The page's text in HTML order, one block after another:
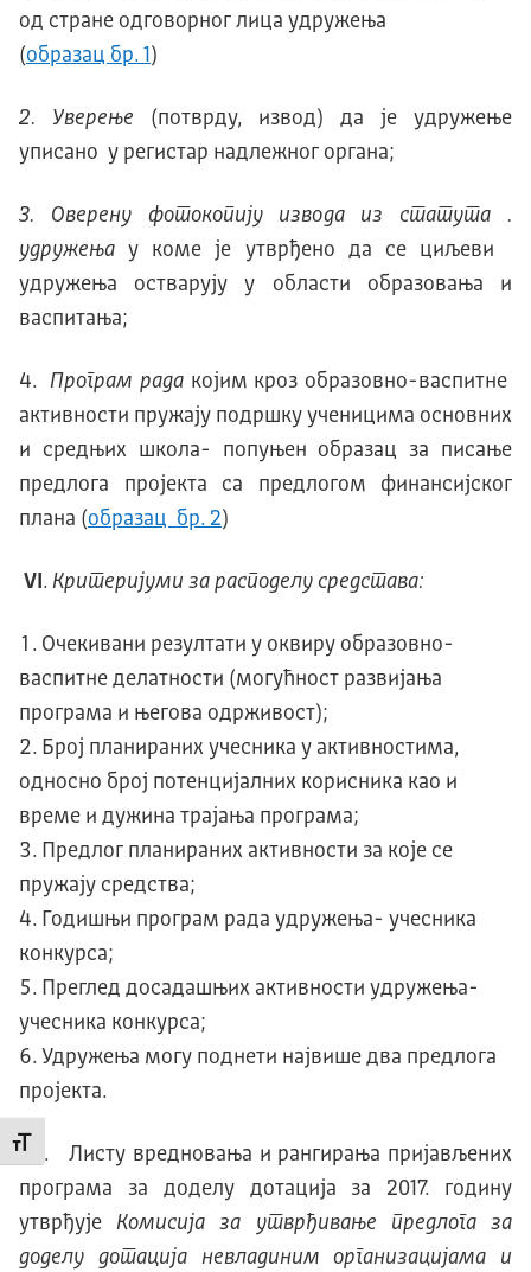
Промени величину слова
од стране одговорног лица удружења
(образац бр. 1 )
2. Уверење (потврду, извод) да је удружење
уписано у регистар надлежног органа;
3. Оверену фотокопију извода из статута .
удружења у коме је утврђено да се циљеви
удружења остварују у области образовања и
васпитања;
4.Програм рада којим кроз образовно-васпитне
активности пружају подршку ученицима основних
и средњих школа- попуњен образац за писање
предлога пројекта са предлогом финансијског
плана (образац бр. 2)
VI . Критеријуми за расподелу средстава:
Очекивани резултати у оквиру образовно-
васпитне делатности (могућност развијања
програма и његова одрживост);
Број планираних учесника у активностима,
односно број потенцијалних корисника као и
време и дужина трајања програма;
Предлог планираних активности за које се
пружају средства;
Годишњи програм рада удружења- учесника
конкурса;
Преглед досадашњих активности удружења-
учесника конкурса;
Удружења могу поднети највише два предлога
пројекта.
VII . Листу вредновања и рангирања пријављених
програма за доделу дотација за 2017. годину
утврђујеКомисија за утврђивање предлога за
доделу дотација невладиним организацијама и